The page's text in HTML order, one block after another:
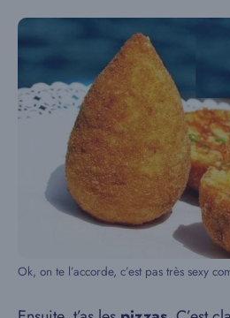
Ok, on te l’accorde, c’est pas très sexy